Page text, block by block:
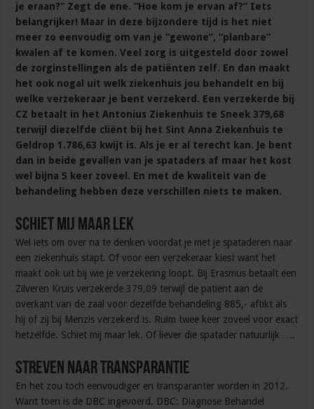
je eraan?” Zegt de ene. “Hoe kom je ervan af?” Iets
belangrijker! Maar in deze bijzondere tijd is het niet
meer zo eenvoudig om van je “gewone”, “planbare”
kwalen af te komen. Veel zorg is uitgesteld door zowel
de zorginstellingen als de patiënten zelf. En dan maakt
het ook nogal uit welk ziekenhuis jou behandelt en bij
welke verzekeraar je bent verzekerd. Een verzekerde bij
CZ betaalt in het Antonius Ziekenhuis te Sneek 379,68
terwijl diezelfde cliënt bij het Sint Anna Ziekenhuis te
Geldrop 1.786,63 kwijt is. Als je er al terecht kan. Je bent
dan in beide gevallen van je spataders af maar het kost
wel bijna 5 keer zoveel. En met de kwaliteit van de
behandeling hebben deze verschillen niets te maken.
Schiet mij maar lek
Wel iets om over na te denken voordat je met je spataderen naar
een ziekenhuis stapt. Of voor een verzekeraar kiest want het
maakt ook uit bij wie je verzekering loopt. Bij Erasmus betaalt een
Zilveren Kruis verzekerde 379,09 terwijl de patiënt aan de
overkant van de zaal voor dezelfde behandeling 885,- aftikt als
hij of zij bij Menzis verzekerd is. Ruim twee keer zoveel voor exact
hetzelfde. Schiet mij maar lek. Of liever die spatader natuurlijk…..
Streven naar transparantie
En het zou toch eenvoudiger en transparanter worden in 2012.
Want toen is de DBC ingevoerd. DBC: Diagnose Behandel